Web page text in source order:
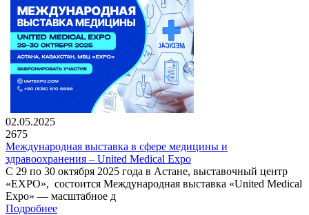
02.05.2025
2675
Международная выставка в сфере медицины и
здравоохранения – United Medical Expo
С 29 по 30 октября 2025 года в Астане, выставочный центр
«EXPO», состоится Международная выставка «United Medical
Expo» — масштабное д
Подробнее